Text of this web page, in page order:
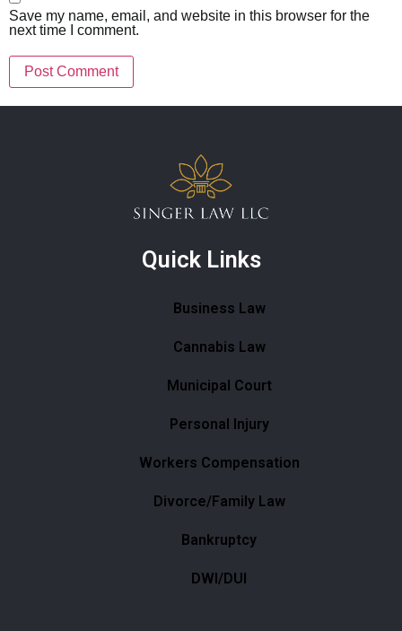
Save my name, email, and website in this browser for the
next time I comment.
Quick Links
Business Law
Cannabis Law
Municipal Court
Personal Injury
Workers Compensation
Divorce/Family Law
Bankruptcy
DWI/DUI